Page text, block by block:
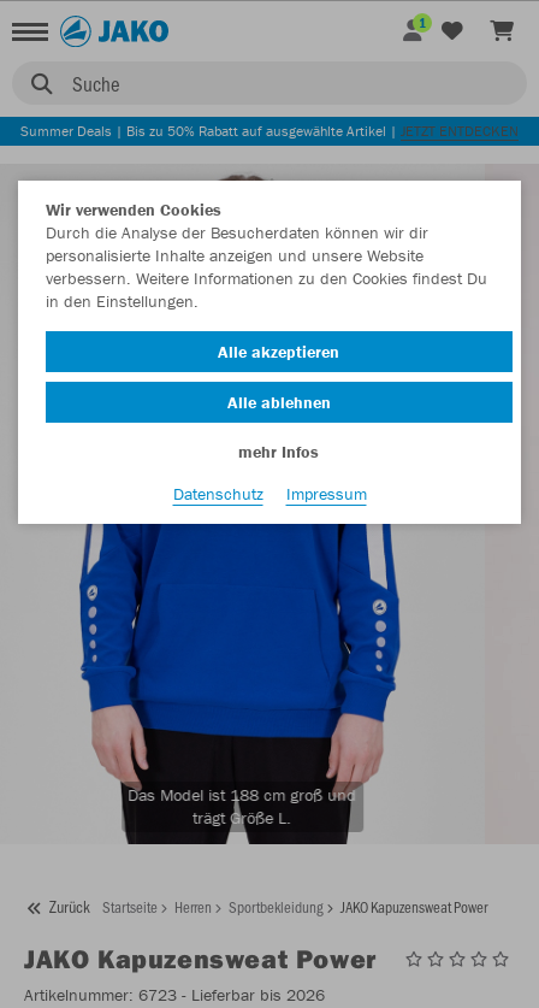
Suche
1
Summer Deals | Bis zu 50% Rabatt auf ausgewählte Artikel | JETZT ENTDECKEN
Das Model ist 188 cm groß und
trägt Größe L.
Zurück Startseite Herren Sportbekleidung JAKO Kapuzensweat Power
JAKO Kapuzensweat Power
Artikelnummer: 6723 - Lieferbar bis 2026
Wir verwenden Cookies
Durch die Analyse der Besucherdaten können wir dir
personalisierte Inhalte anzeigen und unsere Website
verbessern. Weitere Informationen zu den Cookies findest Du
in den Einstellungen.
Alle akzeptieren
Alle ablehnen
mehr Infos
Datenschutz
Impressum